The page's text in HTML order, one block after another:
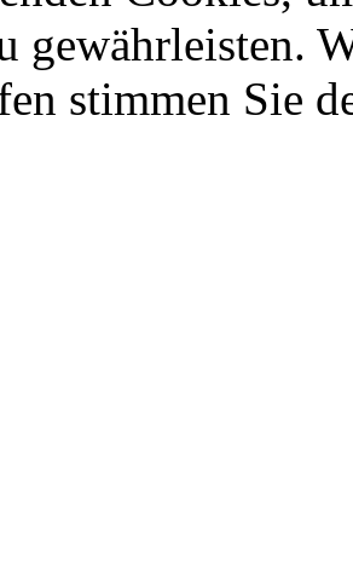
gewährleisten.
stimmen Sie